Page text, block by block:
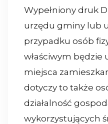
Wypełniony druk
urzędu gminy lub
przypadku osób
właściwym będzie
miejsca
dotyczy to także
działalność
wykorzystujących